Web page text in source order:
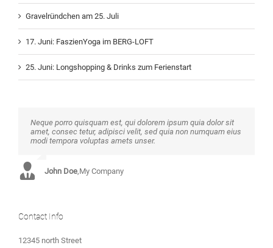
Gravelründchen am 25. Juli
17. Juni: FaszienYoga im BERG-LOFT
25. Juni: Longshopping & Drinks zum Ferienstart
Neque porro quisquam est, qui dolorem ipsum quia dolor sit
amet, consec tetur, adipisci velit, sed quia non numquam eius
modi tempora voluptas amets unser.
John Doe,My Company
Aliquam erat volutpat. Quisque at est id ligula facilisis laoreet
eget pulvinar nibh. Suspendisse at ultrices dui. Curabitur ac
felis arcu sadips ipsums fugiats nemis.
Luke Beck,Theme Fusion
Contact Info
12345 north Street